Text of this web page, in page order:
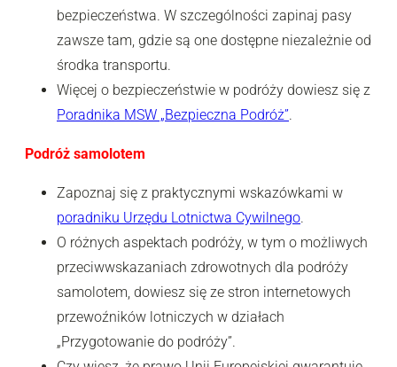
bezpieczeństwa. W szczególności zapinaj pasy
zawsze tam, gdzie są one dostępne niezależnie od
środka transportu.
Więcej o bezpieczeństwie w podróży dowiesz się z
Poradnika MSW „Bezpieczna Podróż”.
Podróż samolotem
Zapoznaj się z praktycznymi wskazówkami w
poradniku Urzędu Lotnictwa Cywilnego.
O różnych aspektach podróży, w tym o możliwych
przeciwwskazaniach zdrowotnych dla podróży
samolotem, dowiesz się ze stron internetowych
przewoźników lotniczych w działach
„Przygotowanie do podróży”.